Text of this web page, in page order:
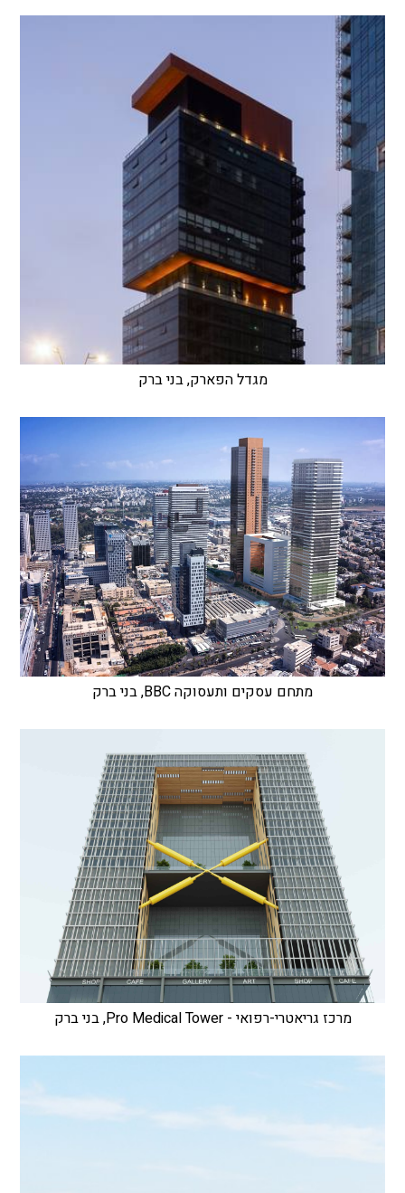
מגדל הפארק, בני ברק
מתחם עסקים ותעסוקה BBC, בני ברק
מרכז גריאטרי-רפואי - Pro Medical Tower, בני ברק